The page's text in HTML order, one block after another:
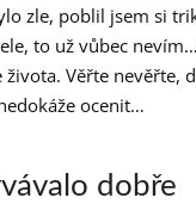
zle, poblil jsem si
to už vůbec
Věřte nevěřte,
ocenit…
dobře